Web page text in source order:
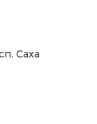
Саха